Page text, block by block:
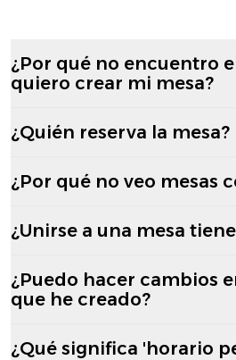
¿Por qué no encuentro
quiero crear mi mesa?
¿Quién reserva la mesa?
¿Por qué no veo mesas
¿Unirse a una mesa
¿Puedo hacer cambios
que he creado?
¿Qué significa 'horario